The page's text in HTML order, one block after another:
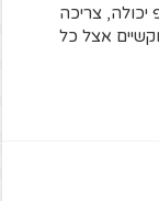
יכולה, צריכה
אצל כל